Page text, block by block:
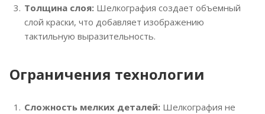
Толщина слоя: Шелкография создает объемный
слой краски, что добавляет изображению
тактильную выразительность.
Ограничения технологии
Сложность мелких деталей: Шелкография не